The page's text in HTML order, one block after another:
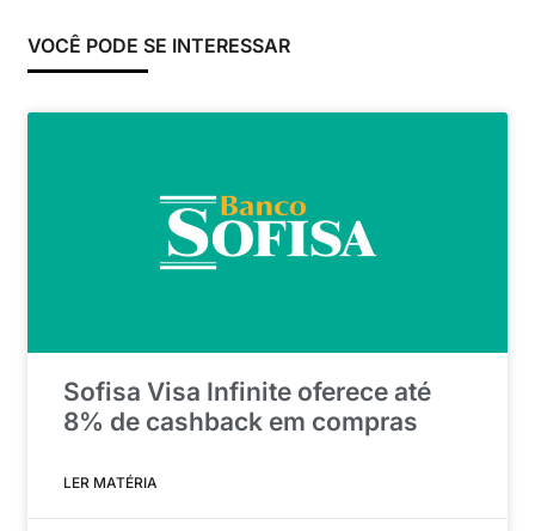
VOCÊ PODE SE INTERESSAR
Sofisa Visa Infinite oferece até
8% de cashback em compras
LER MATÉRIA